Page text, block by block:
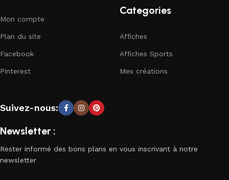
Mon compte
Plan du site
Facebook
Pinterest
Categories
Affiches
Affiches Sports
Mes créations
Suivez-nous:
Newsletter :
Rester informé des bons plans en vous inscrivant à notre
newsletter